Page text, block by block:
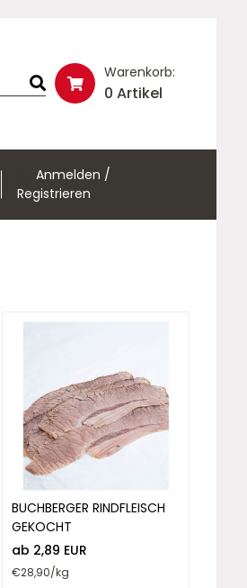
Warenkorb:
0 Artikel
Anmelden /
Registrieren
BUCHBERGER RINDFLEISCH
GEKOCHT
ab 2,89 EUR
€28,90/kg